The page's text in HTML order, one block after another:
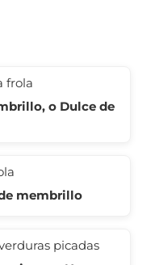
o Dulce de
membrillo